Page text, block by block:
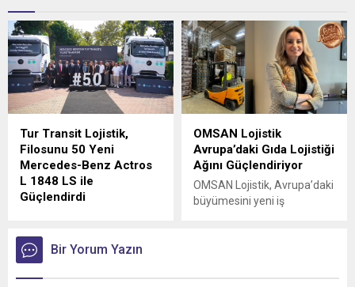
Tur Transit Lojistik,
Filosunu 50 Yeni
Mercedes-Benz Actros
L 1848 LS ile
Güçlendirdi
lojistik alanında faaliyet
gösteren Tur Transit
Lojistik’e 50 adet Mercedes-
OMSAN Lojistik
Avrupa’daki Gıda Lojistiği
Ağını Güçlendiriyor
OMSAN Lojistik, Avrupa’daki
büyümesini yeni iş
Bir Yorum Yazın